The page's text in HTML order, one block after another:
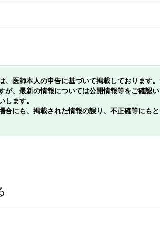
、医師本人の申告に基づいて掲載しております
が、最新の情報については公開情報等をご確認
します。
合にも、掲載された情報の誤り、不正確等にも